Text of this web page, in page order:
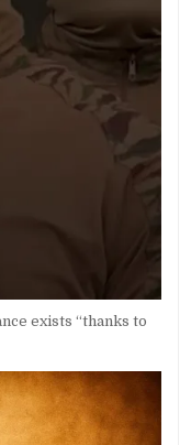
exists “thanks to